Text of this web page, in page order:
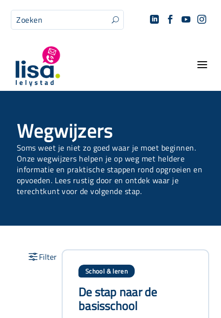
U    
a
Wegwijzers
Soms weet je niet zo goed waar je moet beginnen.
Onze wegwijzers helpen je op weg met heldere
informatie en praktische stappen rond opgroeien en
opvoeden. Lees rustig door en ontdek waar je
terechtkunt voor de volgende stap.
School & leren
De stap naar de
basisschool